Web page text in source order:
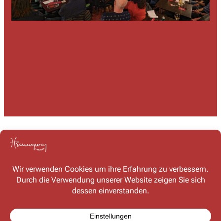
Kontakt
Haben Sie Fragen oder möchten Sie mit uns in Kontakt
treten? Schreiben Sie uns – wir freuen uns auf Ihre
Kontaktformular